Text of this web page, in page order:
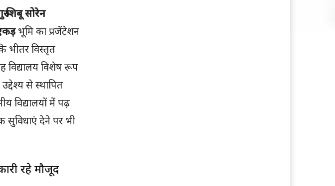
शिबू सोरेन
भूमि का प्रजेंटेशन
भीतर विस्तृत
विद्यालय विशेष रूप
से स्थापित
विद्यालयों में पढ़
सुविधाएं देने पर भी
रहे मौजूद